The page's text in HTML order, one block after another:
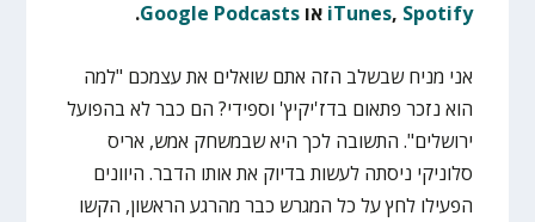
iTunes, Spotify אוGoogle Podcasts
.
אני מניח שבשלב הזה אתם שואלים את עצמכם "למה
הוא נזכר פתאום בדז'יקיץ' וספידי? הם כבר לא בהפועל
ירושלים". התשובה לכך היא שבמשחק אמש, אריס
סלוניקי ניסתה לעשות בדיוק את אותו הדבר. היוונים
הפעילו לחץ על כל המגרש כבר מהרגע הראשון, הקשו